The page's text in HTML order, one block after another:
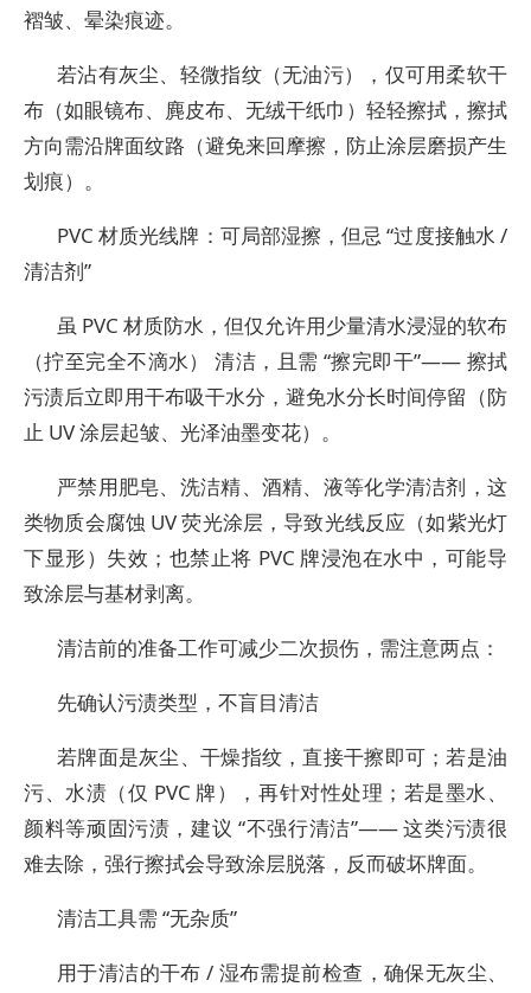
褶皱、晕染痕迹。
若沾有灰尘、轻微指纹（无油污），仅可用柔软干
布（如眼镜布、麂皮布、无绒干纸巾）轻轻擦拭，擦拭
方向需沿牌面纹路（避免来回摩擦，防止涂层磨损产生
划痕）。
PVC 材质光线牌：可局部湿擦，但忌 “过度接触水 /
清洁剂”
虽 PVC 材质防水，但仅允许用少量清水浸湿的软布
（拧至完全不滴水） 清洁，且需 “擦完即干”—— 擦拭
污渍后立即用干布吸干水分，避免水分长时间停留（防
止 UV 涂层起皱、光泽油墨变花）。
严禁用肥皂、洗洁精、酒精、液等化学清洁剂，这
类物质会腐蚀 UV 荧光涂层，导致光线反应（如紫光灯
下显形）失效；也禁止将 PVC 牌浸泡在水中，可能导
致涂层与基材剥离。
清洁前的准备工作可减少二次损伤，需注意两点：
先确认污渍类型，不盲目清洁
若牌面是灰尘、干燥指纹，直接干擦即可；若是油
污、水渍（仅 PVC 牌），再针对性处理；若是墨水、
颜料等顽固污渍，建议 “不强行清洁”—— 这类污渍很
难去除，强行擦拭会导致涂层脱落，反而破坏牌面。
清洁工具需 “无杂质”
用于清洁的干布 / 湿布需提前检查，确保无灰尘、